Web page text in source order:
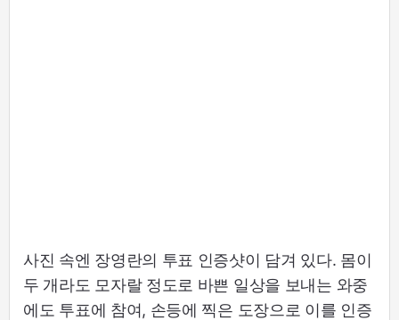
사진 속엔 장영란의 투표 인증샷이 담겨 있다. 몸이
두 개라도 모자랄 정도로 바쁜 일상을 보내는 와중
에도 투표에 참여, 손등에 찍은 도장으로 이를 인증